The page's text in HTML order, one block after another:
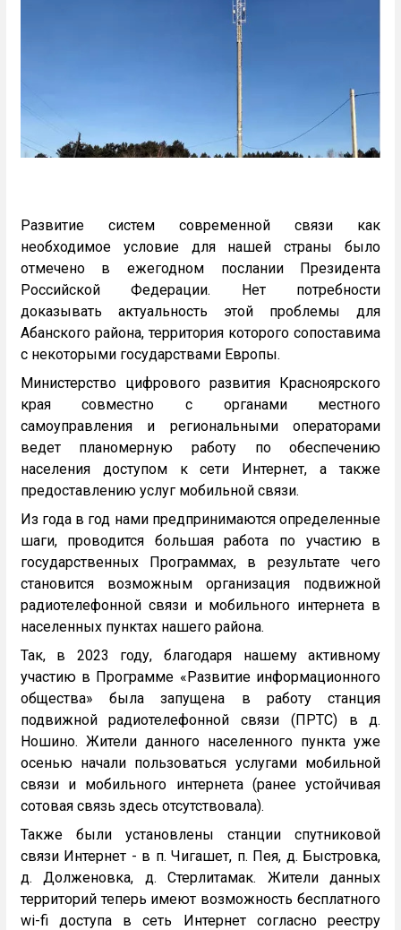
Развитие систем современной связи как
необходимое условие для нашей страны было
отмечено в ежегодном послании Президента
Российской Федерации. Нет потребности
доказывать актуальность этой проблемы для
Абанского района, территория которого сопоставима
с некоторыми государствами Европы.
Министерство цифрового развития Красноярского
края совместно с органами местного
самоуправления и региональными операторами
ведет планомерную работу по обеспечению
населения доступом к сети Интернет, а также
предоставлению услуг мобильной связи.
Из года в год нами предпринимаются определенные
шаги, проводится большая работа по участию в
государственных Программах, в результате чего
становится возможным организация подвижной
радиотелефонной связи и мобильного интернета в
населенных пунктах нашего района.
Так, в 2023 году, благодаря нашему активному
участию в Программе «Развитие информационного
общества» была запущена в работу станция
подвижной радиотелефонной связи (ПРТС) в д.
Ношино. Жители данного населенного пункта уже
осенью начали пользоваться услугами мобильной
связи и мобильного интернета (ранее устойчивая
сотовая связь здесь отсутствовала).
Также были установлены станции спутниковой
связи Интернет - в п. Чигашет, п. Пея, д. Быстровка,
д. Долженовка, д. Стерлитамак. Жители данных
территорий теперь имеют возможность бесплатного
wi-fi доступа в сеть Интернет согласно реестру